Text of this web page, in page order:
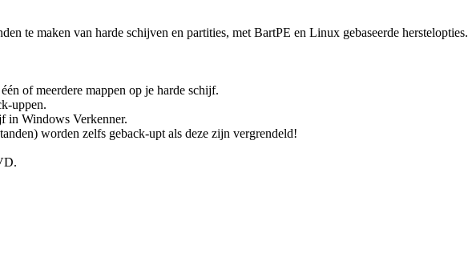
te maken van harde schijven en partities, met BartPE en Linux gebaseerde herstelopties.
of meerdere mappen op je harde schijf.
uppen.
in Windows Verkenner.
worden zelfs geback-upt als deze zijn vergrendeld!